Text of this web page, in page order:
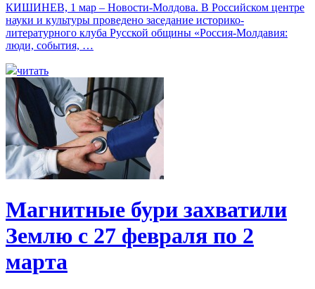
КИШИНЕВ, 1 мар – Новости-Молдова. В Российском центре
науки и культуры проведено заседание историко-
литературного клуба Русской общины «Россия-Молдавия:
люди, события, …
читать
Магнитные бури захватили
Землю с 27 февраля по 2
марта